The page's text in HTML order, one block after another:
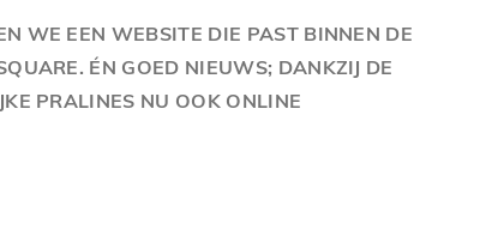
WE EEN WEBSITE DIE PAST BINNEN DE
ÉN GOED NIEUWS; DANKZIJ DE
PRALINES NU OOK ONLINE